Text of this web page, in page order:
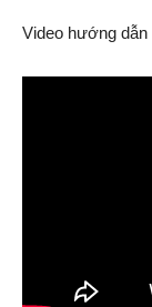
Video hướng dẫn